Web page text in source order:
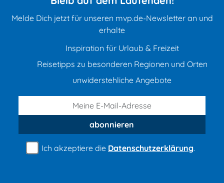
Melde Dich jetzt für unseren mvp.de-Newsletter an und
erhalte
Inspiration für Urlaub & Freizeit
Reisetipps zu besonderen Regionen und Orten
unwiderstehliche Angebote
abonnieren
Ich akzeptiere die Datenschutzerklärung.